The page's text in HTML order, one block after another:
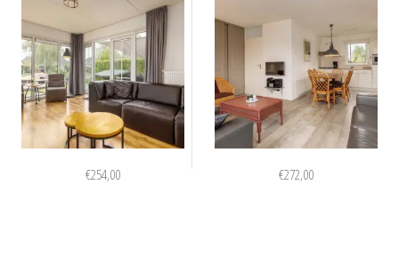
€254,00 €272,00